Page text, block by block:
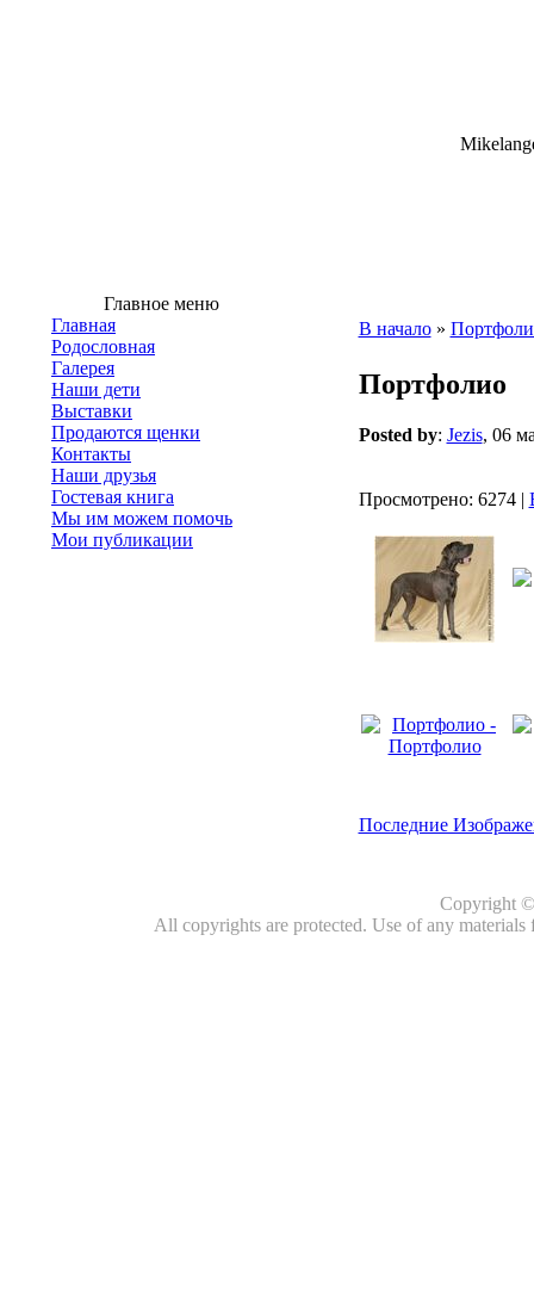
Главное меню
Главная
Родословная
Галерея
Наши дети
Выставки
Продаются щенки
Контакты
Наши друзья
Гостевая книга
Мы им можем помочь
Мои публикации
В начало»
Портфолио
Posted by: Jezis, 06
Просмотрено: 6274 |
Последние
Copyright
All copyrights are protected. Use of any